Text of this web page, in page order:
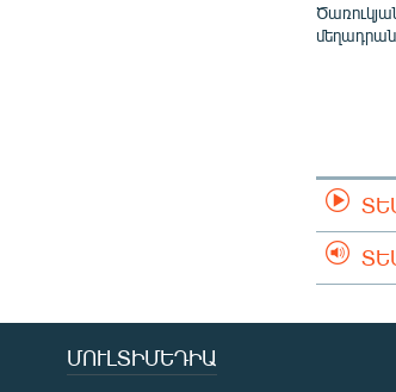
ՄՈՒԼՏԻՄԵԴԻԱ